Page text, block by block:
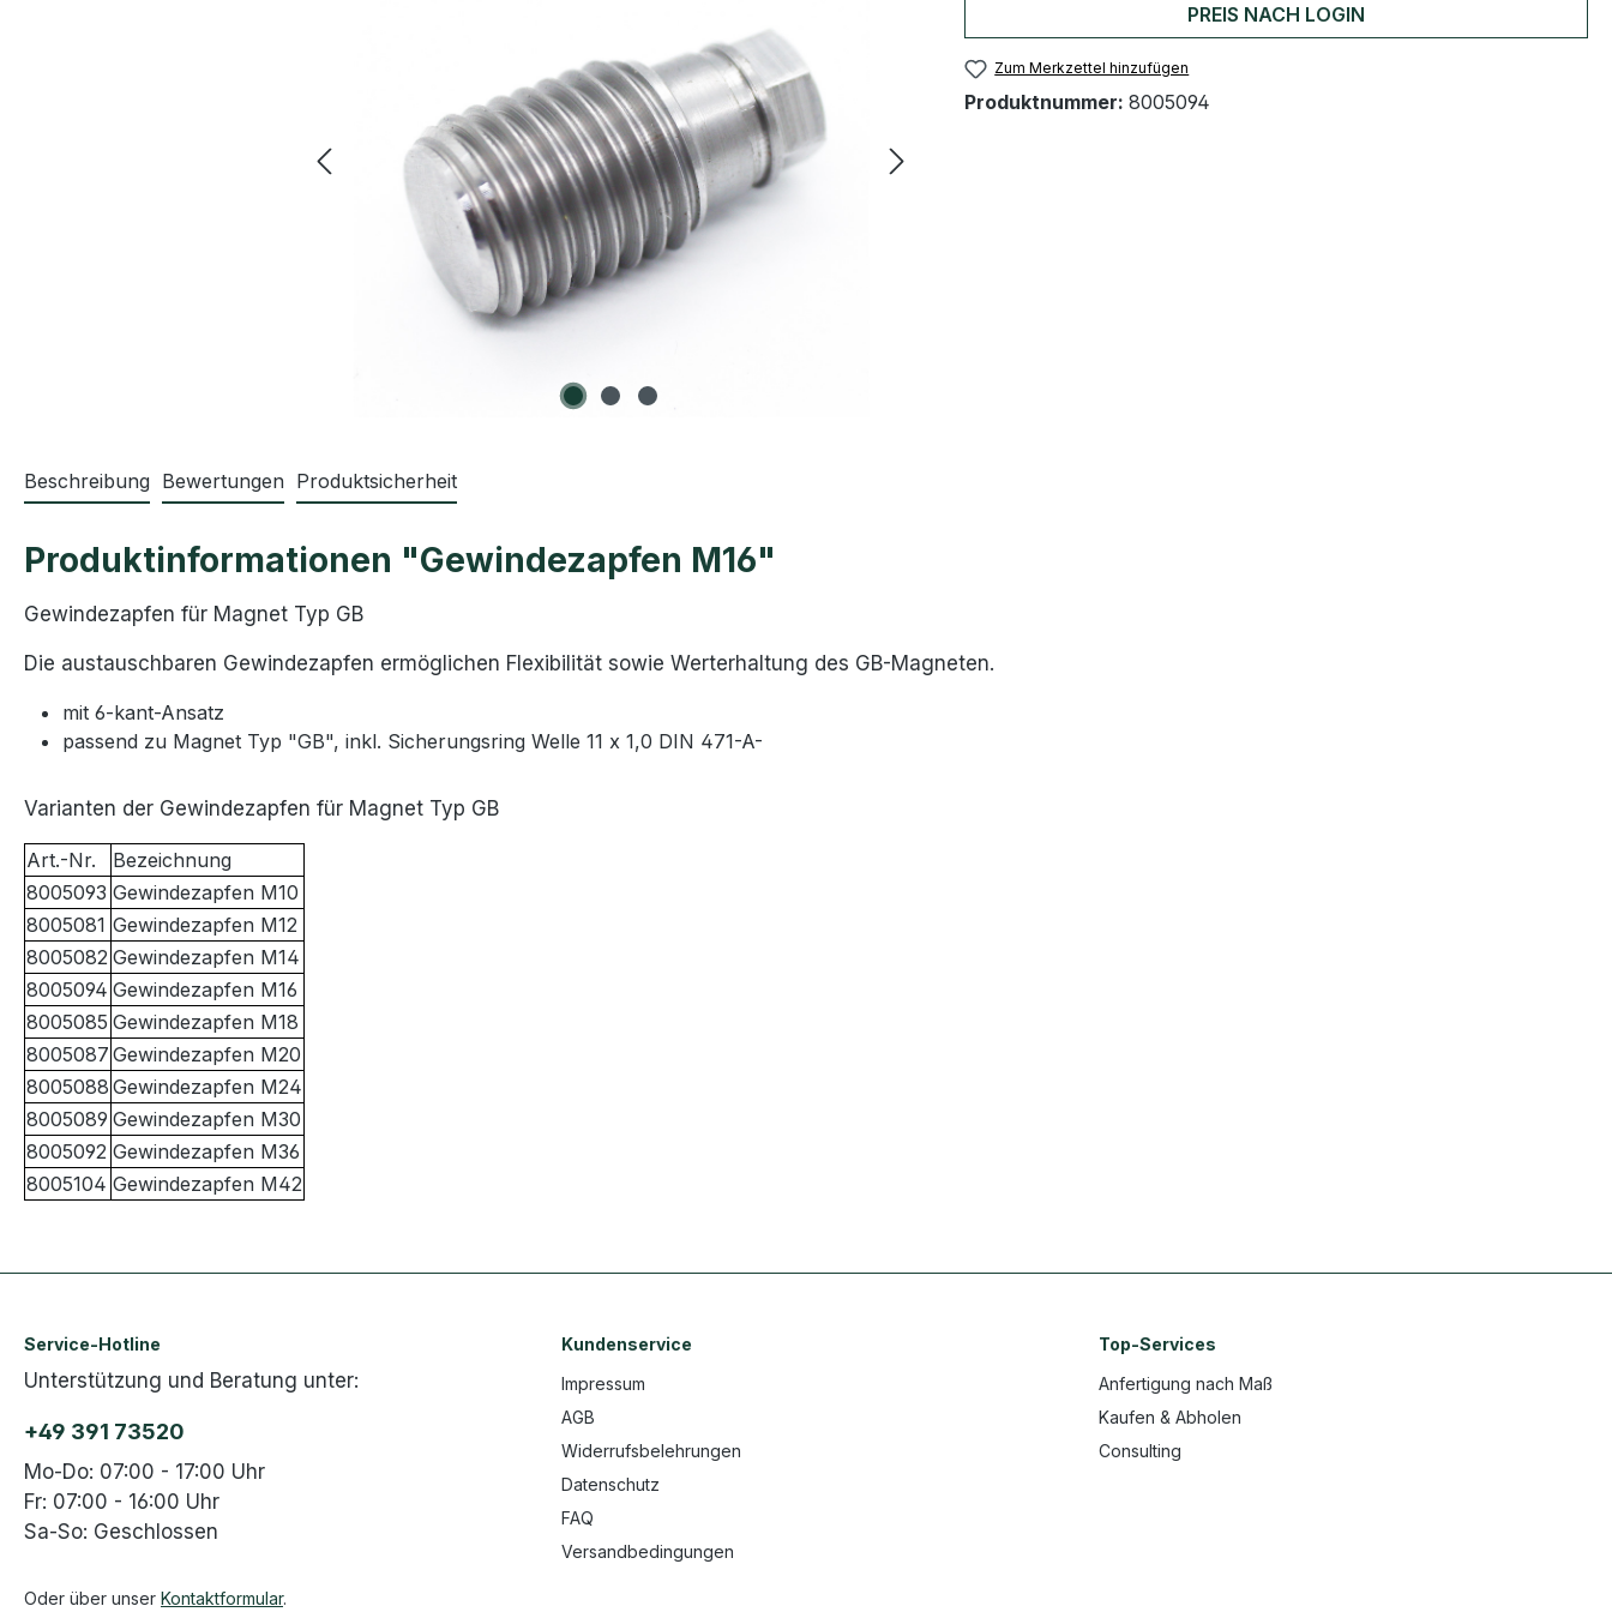
PREIS NACH LOGIN
Zum Merkzettel hinzufügen
Produktnummer: 8005094
Beschreibung Bewertungen Produktsicherheit
Produktinformationen "Gewindezapfen M16"
Gewindezapfen für Magnet Typ GB
Die austauschbaren Gewindezapfen ermöglichen Flexibilität sowie Werterhaltung des GB-Magneten.
mit 6-kant-Ansatz
passend zu Magnet Typ "GB", inkl. Sicherungsring Welle 11 x 1,0 DIN 471-A-
Varianten der Gewindezapfen für Magnet Typ GB
Art.-Nr.
Bezeichnung
8005093 Gewindezapfen M10
8005081 Gewindezapfen M12
8005082 Gewindezapfen M14
8005094 Gewindezapfen M16
8005085 Gewindezapfen M18
8005087 Gewindezapfen M20
8005088 Gewindezapfen M24
8005089 Gewindezapfen M30
8005092 Gewindezapfen M36
8005104 Gewindezapfen M42
Service-Hotline
Unterstützung und Beratung unter:
+49 391 73520
Mo-Do: 07:00 - 17:00 Uhr
Fr: 07:00 - 16:00 Uhr
Sa-So: Geschlossen
Oder über unser Kontaktformular.
Kundenservice
Impressum
AGB
Widerrufsbelehrungen
Datenschutz
FAQ
Versandbedingungen
Top-Services
Anfertigung nach Maß
Kaufen & Abholen
Consulting